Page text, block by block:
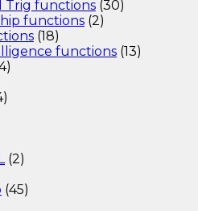
Trig functions (30)
functions (2)
(18)
functions (13)
(2)
(45)